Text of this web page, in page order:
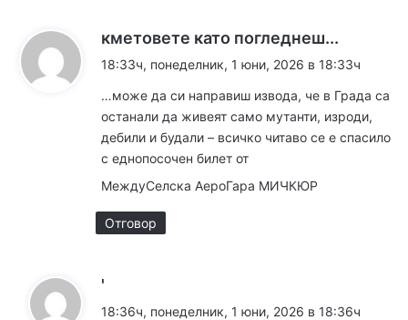
кметовете като погледнеш...
а
а
:
18:33ч, понеделник, 1 юни, 2026 в 18:33ч
…може да си направиш извода, че в Града са
останали да живеят само мутанти, изроди,
дебили и будали – всичко читаво се е спасило
с еднопосочен билет от
МеждуСелска АероГара МИЧКЮР
Отговор
'
а
18:36ч, понеделник, 1 юни, 2026 в 18:36ч